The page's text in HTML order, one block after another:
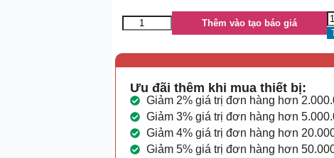
Thêm vào tạo báo giá
Ưu đãi thêm khi mua thiết bị:
Giảm 2% giá trị đơn hàng hơn
Giảm 3% giá trị đơn hàng hơn
Giảm 4% giá trị đơn hàng hơn
Giảm 5% giá trị đơn hàng hơn